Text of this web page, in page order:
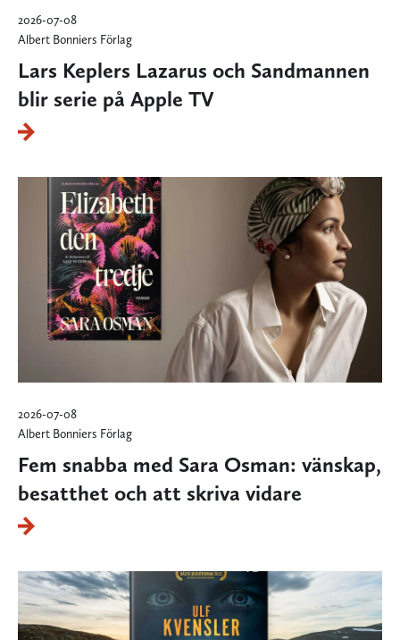
2026-07-08
Albert Bonniers Förlag
Lars Keplers Lazarus och Sandmannen
blir serie på Apple TV
2026-07-08
Albert Bonniers Förlag
Fem snabba med Sara Osman: vänskap,
besatthet och att skriva vidare